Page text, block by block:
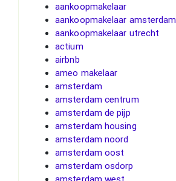
aankoopmakelaar
aankoopmakelaar amsterdam
aankoopmakelaar utrecht
actium
airbnb
ameo makelaar
amsterdam
amsterdam centrum
amsterdam de pijp
amsterdam housing
amsterdam noord
amsterdam oost
amsterdam osdorp